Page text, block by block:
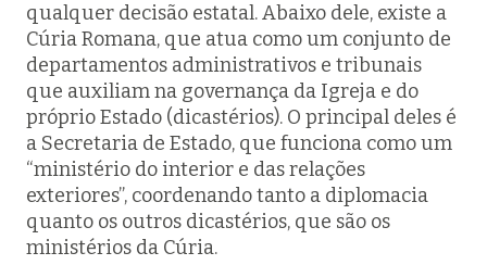
qualquer decisão estatal. Abaixo dele, existe a
Cúria Romana, que atua como um conjunto de
departamentos administrativos e tribunais
que auxiliam na governança da Igreja e do
próprio Estado (dicastérios). O principal deles é
a Secretaria de Estado, que funciona como um
“ministério do interior e das relações
exteriores”, coordenando tanto a diplomacia
quanto os outros dicastérios, que são os
ministérios da Cúria.